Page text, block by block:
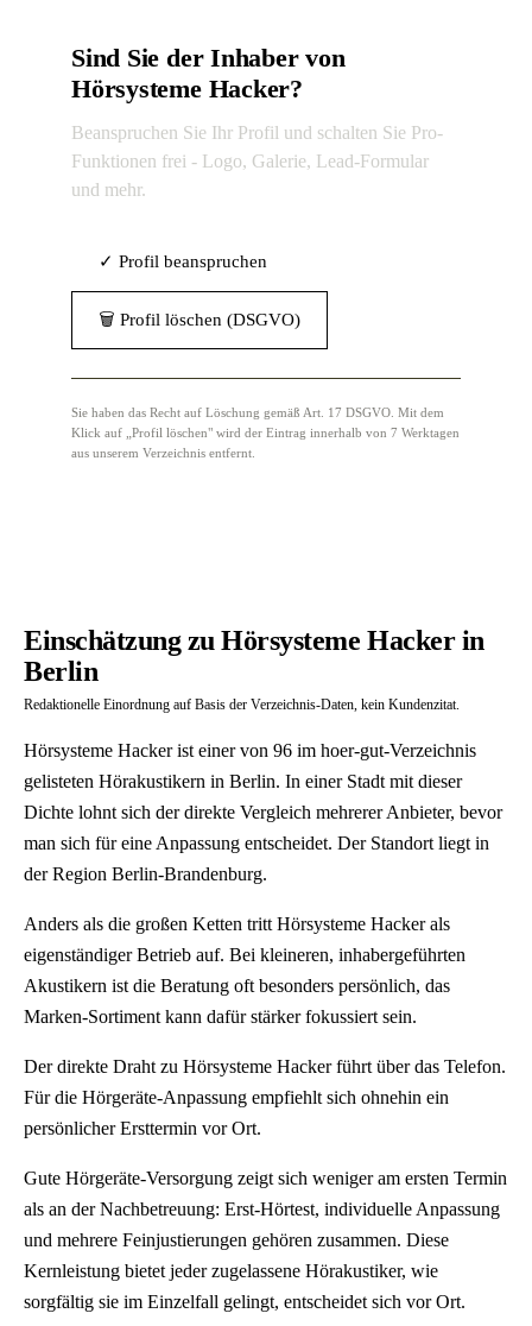
Sind Sie der Inhaber von
Hörsysteme Hacker?
Beanspruchen Sie Ihr Profil und schalten Sie Pro-
Funktionen frei - Logo, Galerie, Lead-Formular
und mehr.
✓ Profil beanspruchen
🗑 Profil löschen (DSGVO)
Sie haben das Recht auf Löschung gemäß Art. 17 DSGVO. Mit dem
Klick auf „Profil löschen" wird der Eintrag innerhalb von 7 Werktagen
aus unserem Verzeichnis entfernt.
Einschätzung zu Hörsysteme Hacker in
Berlin
Redaktionelle Einordnung auf Basis der Verzeichnis-Daten, kein Kundenzitat.
Hörsysteme Hacker ist einer von 96 im hoer-gut-Verzeichnis
gelisteten Hörakustikern in Berlin. In einer Stadt mit dieser
Dichte lohnt sich der direkte Vergleich mehrerer Anbieter, bevor
man sich für eine Anpassung entscheidet. Der Standort liegt in
der Region Berlin-Brandenburg.
Anders als die großen Ketten tritt Hörsysteme Hacker als
eigenständiger Betrieb auf. Bei kleineren, inhabergeführten
Akustikern ist die Beratung oft besonders persönlich, das
Marken-Sortiment kann dafür stärker fokussiert sein.
Der direkte Draht zu Hörsysteme Hacker führt über das Telefon.
Für die Hörgeräte-Anpassung empfiehlt sich ohnehin ein
persönlicher Ersttermin vor Ort.
Gute Hörgeräte-Versorgung zeigt sich weniger am ersten Termin
als an der Nachbetreuung: Erst-Hörtest, individuelle Anpassung
und mehrere Feinjustierungen gehören zusammen. Diese
Kernleistung bietet jeder zugelassene Hörakustiker, wie
sorgfältig sie im Einzelfall gelingt, entscheidet sich vor Ort.